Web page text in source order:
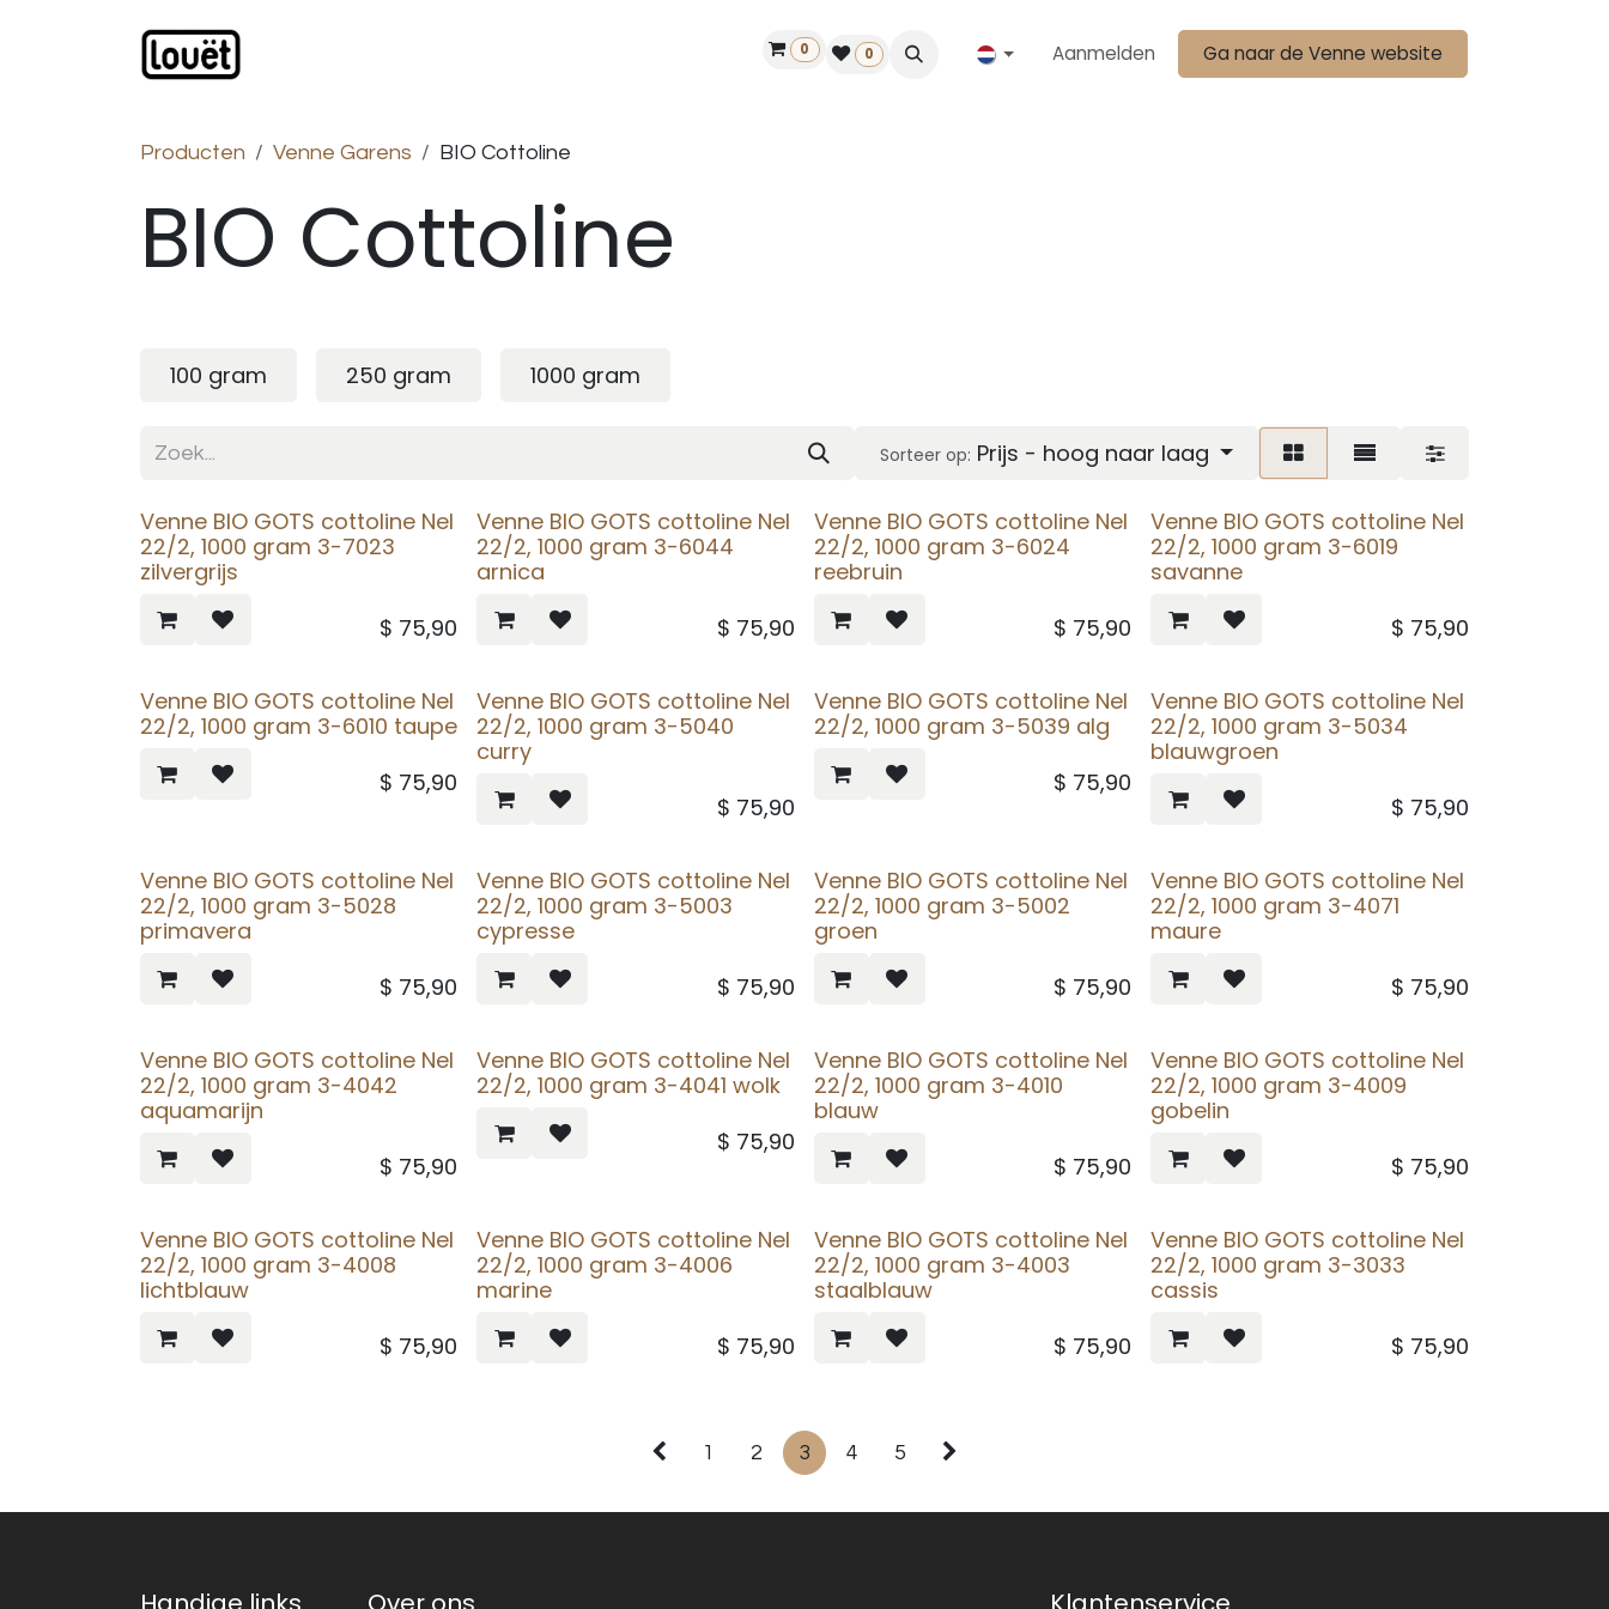
Vind een dealer
0 0 Aanmelden Ga naar de Venne website
Producten Venne Garens BIO Cottoline
BIO Cottoline
100 gram 250 gram 1000 gram
Sorteer op: Prijs - hoog naar laag
Venne BIO GOTS cottoline Nel
22/2, 1000 gram 3-7023
zilvergrijs
$ 75,90
Venne BIO GOTS cottoline Nel
22/2, 1000 gram 3-6044
arnica
$ 75,90
Venne BIO GOTS cottoline Nel
22/2, 1000 gram 3-6024
reebruin
$ 75,90
Venne BIO GOTS cottoline Nel
22/2, 1000 gram 3-6019
savanne
$ 75,90
Venne BIO GOTS cottoline Nel
22/2, 1000 gram 3-6010 taupe
$ 75,90
Venne BIO GOTS cottoline Nel
22/2, 1000 gram 3-5040
curry
$ 75,90
Venne BIO GOTS cottoline Nel
22/2, 1000 gram 3-5039 alg
$ 75,90
Venne BIO GOTS cottoline Nel
22/2, 1000 gram 3-5034
blauwgroen
$ 75,90
Venne BIO GOTS cottoline Nel
22/2, 1000 gram 3-5028
primavera
$ 75,90
Venne BIO GOTS cottoline Nel
22/2, 1000 gram 3-5003
cypresse
$ 75,90
Venne BIO GOTS cottoline Nel
22/2, 1000 gram 3-5002
groen
$ 75,90
Venne BIO GOTS cottoline Nel
22/2, 1000 gram 3-4071
maure
$ 75,90
Venne BIO GOTS cottoline Nel
22/2, 1000 gram 3-4042
aquamarijn
$ 75,90
Venne BIO GOTS cottoline Nel
22/2, 1000 gram 3-4041 wolk
$ 75,90
Venne BIO GOTS cottoline Nel
22/2, 1000 gram 3-4010
blauw
$ 75,90
Venne BIO GOTS cottoline Nel
22/2, 1000 gram 3-4009
gobelin
$ 75,90
Venne BIO GOTS cottoline Nel
22/2, 1000 gram 3-4008
lichtblauw
$ 75,90
Venne BIO GOTS cottoline Nel
22/2, 1000 gram 3-4006
marine
$ 75,90
Venne BIO GOTS cottoline Nel
22/2, 1000 gram 3-4003
staalblauw
$ 75,90
Venne BIO GOTS cottoline Nel
22/2, 1000 gram 3-3033
cassis
$ 75,90
1 2 3 4 5